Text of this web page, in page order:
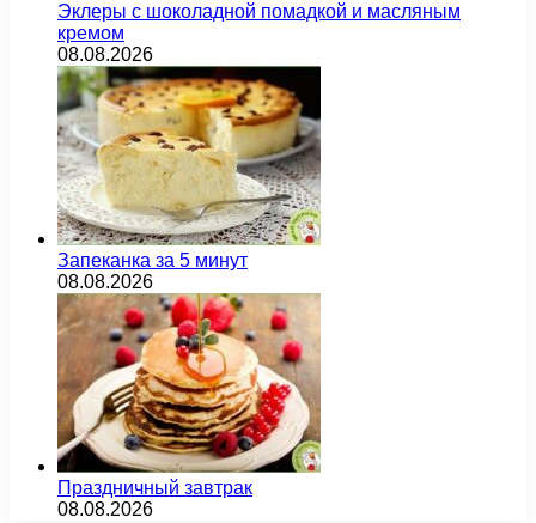
Эклеры с шоколадной помадкой и масляным
кремом
08.08.2026
Запеканка за 5 минут
08.08.2026
Праздничный завтрак
08.08.2026